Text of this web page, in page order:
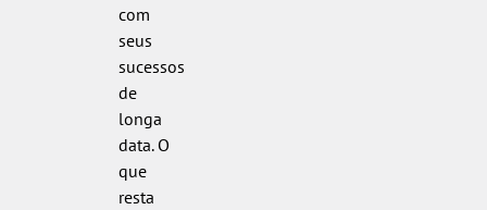
com
seus
sucessos
de
longa
data. O
que
resta